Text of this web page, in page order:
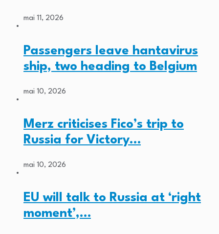
mai 11, 2026
Passengers leave hantavirus
ship, two heading to Belgium
mai 10, 2026
Merz criticises Fico’s trip to
Russia for Victory…
mai 10, 2026
EU will talk to Russia at ‘right
moment’,…